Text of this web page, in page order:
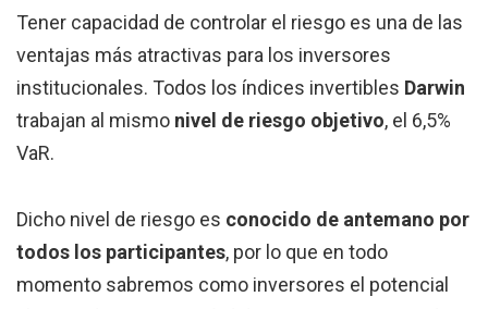
Tener capacidad de controlar el riesgo es una de las
ventajas más atractivas para los inversores
institucionales. Todos los índices invertibles Darwin
trabajan al mismo nivel de riesgo objetivo, el 6,5%
VaR.
Dicho nivel de riesgo es conocido de antemano por
todos los participantes, por lo que en todo
momento sabremos como inversores el potencial